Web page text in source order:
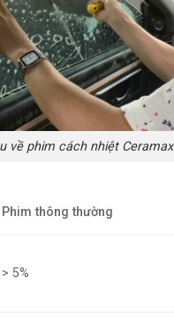
về phim cách nhiệt Ceramax
Phim thông thường
> 5%